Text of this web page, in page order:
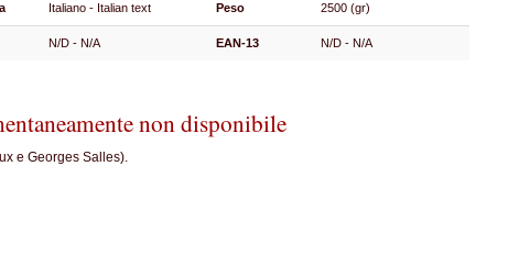
Italiano - Italian text Peso 2500 (gr)
N/D - N/A EAN-13 N/D - N/A
non disponibile
e Georges Salles).